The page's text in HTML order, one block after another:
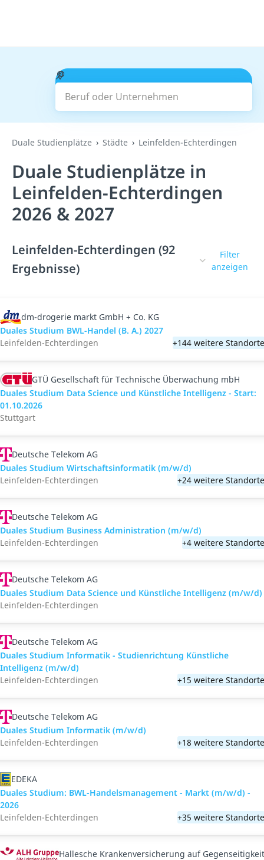
Beruf oder Unternehmen
Suchen
Duale Studienplätze Städte Leinfelden-Echterdingen
Duale Studienplätze in
Leinfelden-Echterdingen
2026 & 2027
Leinfelden-Echterdingen (92
Ergebnisse)
Filter
anzeigen
dm-drogerie markt GmbH + Co. KG
Duales Studium BWL-Handel (B. A.) 2027
Leinfelden-Echterdingen
+144 weitere Standorte
GTÜ Gesellschaft für Technische Überwachung mbH
Duales Studium Data Science und Künstliche Intelligenz - Start:
01.10.2026
Stuttgart
Deutsche Telekom AG
Duales Studium Wirtschaftsinformatik (m/w/d)
Leinfelden-Echterdingen
+24 weitere Standorte
Deutsche Telekom AG
Duales Studium Business Administration (m/w/d)
Leinfelden-Echterdingen
+4 weitere Standorte
Deutsche Telekom AG
Duales Studium Data Science und Künstliche Intelligenz (m/w/d)
Leinfelden-Echterdingen
Deutsche Telekom AG
Duales Studium Informatik - Studienrichtung Künstliche
Intelligenz (m/w/d)
Leinfelden-Echterdingen
+15 weitere Standorte
Deutsche Telekom AG
Duales Studium Informatik (m/w/d)
Leinfelden-Echterdingen
+18 weitere Standorte
EDEKA
Duales Studium: BWL-Handelsmanagement - Markt (m/w/d) -
2026
Leinfelden-Echterdingen
+35 weitere Standorte
Hallesche Krankenversicherung auf Gegenseitigkeit